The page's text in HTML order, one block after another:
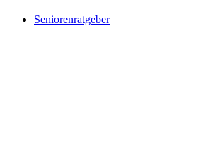
Seniorenratgeber